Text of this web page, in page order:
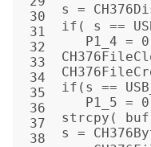
30
31
32
33
34
35
36
37
38
s =
if( s ==
P1_4 =
if(s ==
P1_5 =
strcpy(
s =